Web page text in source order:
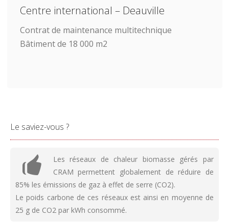
Centre international – Deauville
Contrat de maintenance multitechnique
Bâtiment de 18 000 m2
Le saviez-vous ?
Les réseaux de chaleur biomasse gérés par
CRAM permettent globalement de réduire de
85% les émissions de gaz à effet de serre (CO2).
Le poids carbone de ces réseaux est ainsi en moyenne de
25 g de CO2 par kWh consommé.